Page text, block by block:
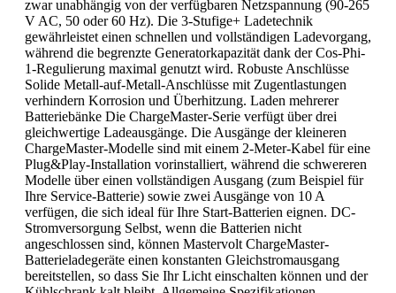
zwar unabhängig von der verfügbaren Netzspannung (90-265
V AC, 50 oder 60 Hz). Die 3-Stufige+ Ladetechnik
gewährleistet einen schnellen und vollständigen Ladevorgang,
während die begrenzte Generatorkapazität dank der Cos-Phi-
1-Regulierung maximal genutzt wird. Robuste Anschlüsse
Solide Metall-auf-Metall-Anschlüsse mit Zugentlastungen
verhindern Korrosion und Überhitzung. Laden mehrerer
Batteriebänke Die ChargeMaster-Serie verfügt über drei
gleichwertige Ladeausgänge. Die Ausgänge der kleineren
ChargeMaster-Modelle sind mit einem 2-Meter-Kabel für eine
Plug&Play-Installation vorinstalliert, während die schwereren
Modelle über einen vollständigen Ausgang (zum Beispiel für
Ihre Service-Batterie) sowie zwei Ausgänge von 10 A
verfügen, die sich ideal für Ihre Start-Batterien eignen. DC-
Stromversorgung Selbst, wenn die Batterien nicht
angeschlossen sind, können Mastervolt ChargeMaster-
Batterieladegeräte einen konstanten Gleichstromausgang
bereitstellen, so dass Sie Ihr Licht einschalten können und der